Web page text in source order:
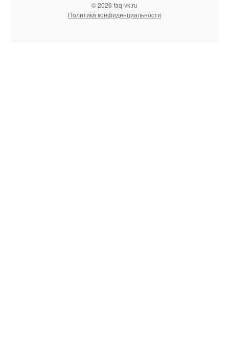
© 2026 faq-vk.ru
Политика конфиденциальности